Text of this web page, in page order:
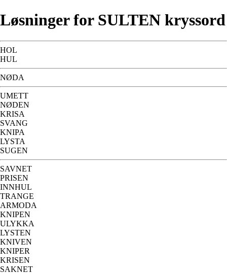
Løsninger for SULTEN kryssord
HOL
HUL
NØDA
UMETT
NØDEN
KRISA
SVANG
KNIPA
LYSTA
SUGEN
SAVNET
PRISEN
INNHUL
TRANGE
ARMODA
KNIPEN
ULYKKA
LYSTEN
KNIVEN
KNIPER
KRISEN
SAKNET